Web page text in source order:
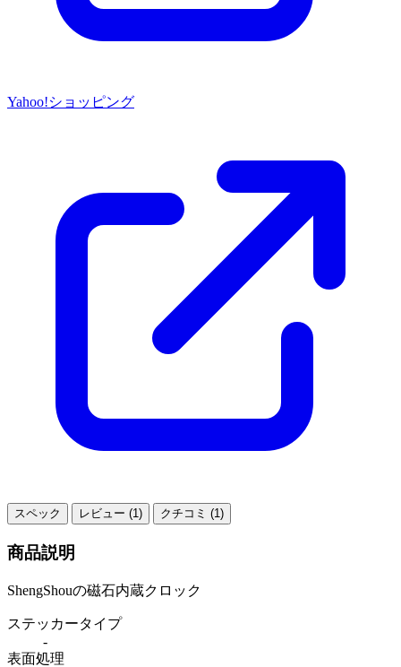
Yahoo!ショッピング
スペック レビュー (1) クチコミ (1)
商品説明
ShengShouの磁石内蔵クロック
ステッカータイプ
-
表面処理